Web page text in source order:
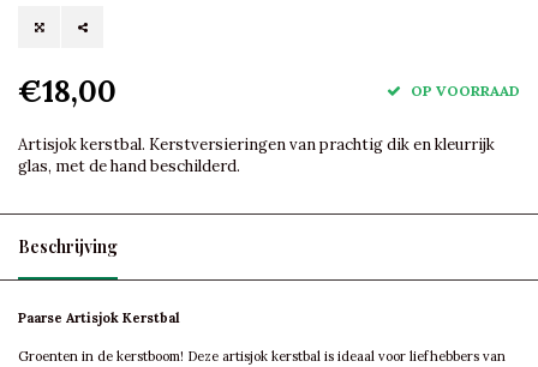
€18,00 OP VOORRAAD
Artisjok kerstbal. Kerstversieringen van prachtig dik en kleurrijk
glas, met de hand beschilderd.
Beschrijving
Paarse Artisjok Kerstbal
Groenten in de kerstboom! Deze artisjok kerstbal is ideaal voor liefhebbers van